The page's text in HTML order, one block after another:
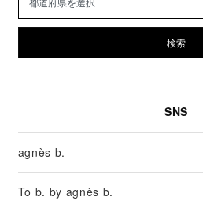
検索
SNS
agnès b.
To b. by agnès b.